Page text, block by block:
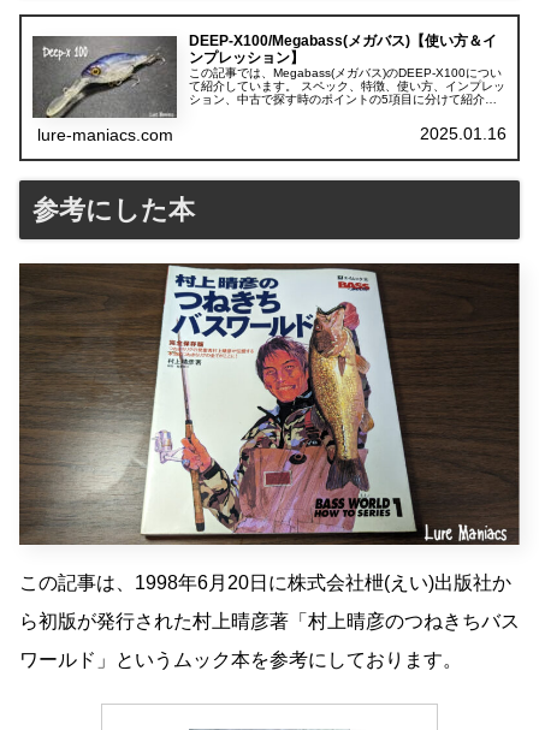
DEEP-X100/Megabass(メガバス)【使い方＆イ
ンプレッション】
この記事では、Megabass(メガバス)のDEEP-X100につい
て紹介しています。 スペック、特徴、使い方、インプレッ
ション、中古で探す時のポイントの5項目に分けて紹介し
lure-maniacs.com 2025.01.16
参考にした本
この記事は、1998年6月20日に株式会社枻(えい)出版社か
ら初版が発行された村上晴彦著「村上晴彦のつねきちバス
ワールド」というムック本を参考にしております。